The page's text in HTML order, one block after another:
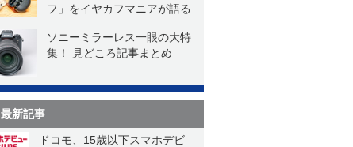
フ」をイヤカフマニアが語る
ソニーミラーレス一眼の大特
集！ 見どころ記事まとめ
最新記事
ドコモ、15歳以下スマホデビ